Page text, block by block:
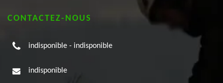
CONTACTEZ-NOUS
indisponible - indisponible
indisponible